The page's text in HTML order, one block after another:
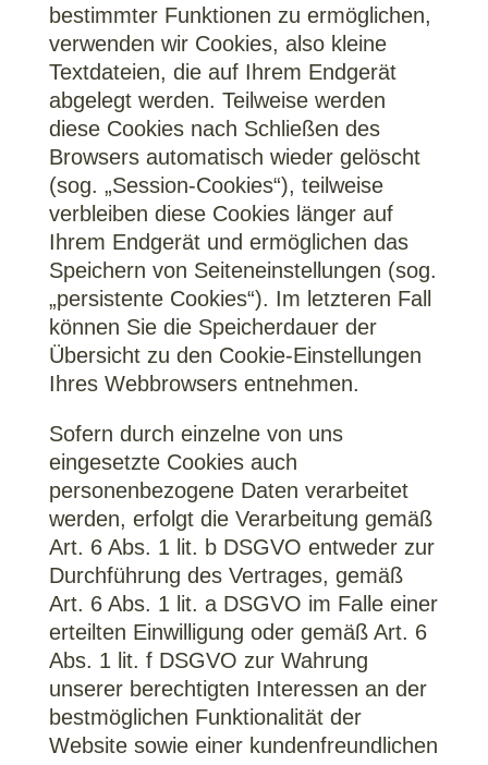
bestimmter Funktionen zu ermöglichen,
verwenden wir Cookies, also kleine
Textdateien, die auf Ihrem Endgerät
abgelegt werden. Teilweise werden
diese Cookies nach Schließen des
Browsers automatisch wieder gelöscht
(sog. „Session-Cookies“), teilweise
verbleiben diese Cookies länger auf
Ihrem Endgerät und ermöglichen das
Speichern von Seiteneinstellungen (sog.
„persistente Cookies“). Im letzteren Fall
können Sie die Speicherdauer der
Übersicht zu den Cookie-Einstellungen
Ihres Webbrowsers entnehmen.
Sofern durch einzelne von uns
eingesetzte Cookies auch
personenbezogene Daten verarbeitet
werden, erfolgt die Verarbeitung gemäß
Art. 6 Abs. 1 lit. b DSGVO entweder zur
Durchführung des Vertrages, gemäß
Art. 6 Abs. 1 lit. a DSGVO im Falle einer
erteilten Einwilligung oder gemäß Art. 6
Abs. 1 lit. f DSGVO zur Wahrung
unserer berechtigten Interessen an der
bestmöglichen Funktionalität der
Website sowie einer kundenfreundlichen